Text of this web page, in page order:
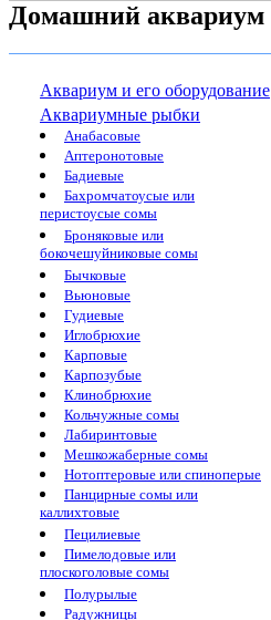
Домашний аквариум
Аквариум и его оборудование
Аквариумные рыбки
Анабасовые
Аптеронотовые
Бадиевые
Бахромчатоусые или
перистоусые сомы
Броняковые или
бокочешуйниковые сомы
Бычковые
Вьюновые
Гудиевые
Иглобрюхие
Карповые
Карпозубые
Клинобрюхие
Кольчужные сомы
Лабиринтовые
Мешкожаберные сомы
Нотоптеровые или спиноперые
Панцирные сомы или
каллихтовые
Пецилиевые
Пимелодовые или
плоскоголовые сомы
Полурылые
Радужницы